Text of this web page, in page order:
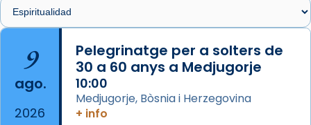
de Barcelona.
2 weeks ago
Aquest dilluns, 27 de juliol, ha tingut lloc la
missa d’acció de gràcies en agraïment al
9
ago.
2026
Pelegrinatge per a solters de
30 a 60 anys a Medjugorje
10:00
Medjugorje, Bòsnia i Herzegovina
+ info